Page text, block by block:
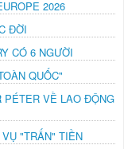
2026
ĐỜI
CÓ 6 NGƯỜI
QUỐC"
PÉTER VỀ LAO ĐỘNG
"TRẤN" TIỀN